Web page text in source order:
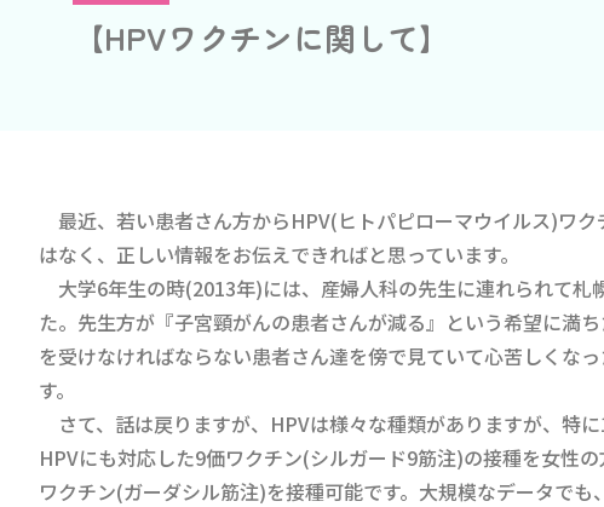
【HPVワクチンに関して】
最近、若い患者さん方からHPV(ヒトパピローマウイルス)ワ
はなく、正しい情報をお伝えできればと思っています。
大学6年生の時(2013年)には、産婦人科の先生に連れられて
た。先生方が『子宮頸がんの患者さんが減る』という希望に満
を受けなければならない患者さん達を傍で見ていて心苦しくな
す。
さて、話は戻りますが、HPVは様々な種類がありますが、特
HPVにも対応した9価ワクチン(シルガード9筋注)の接種を女性
ワクチン(ガーダシル筋注)を接種可能です。大規模なデータで